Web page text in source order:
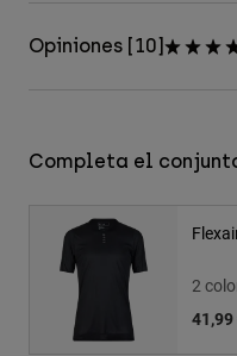
Opiniones [10]
Completa el
2
41,99